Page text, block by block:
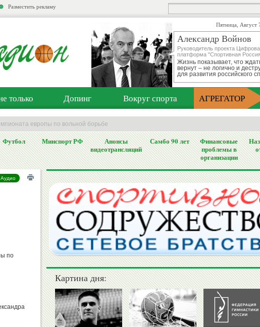
Разместить рекламу
Пятница, Август
Александр Войнов
Руководитель проекта
платформа "Спортивная
Жизнь показывает, что
вернут – не логично и
для развития российского
только Допинг Вокруг спорта АГРЕГАТОР
европы по вольной борьбе
Футбол Минспорт РФ
Анонсы
видеотрансляций
Самбо 90 лет
Финансовые
проблемы в
организации
по
Картина дня: